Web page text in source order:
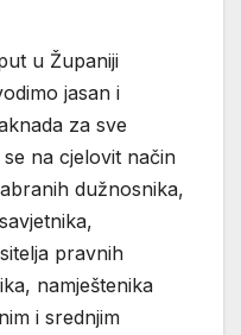
u Županiji
jasan i
za sve
na cjelovit način
dužnosnika,
pravnih
namještenika
i srednjim